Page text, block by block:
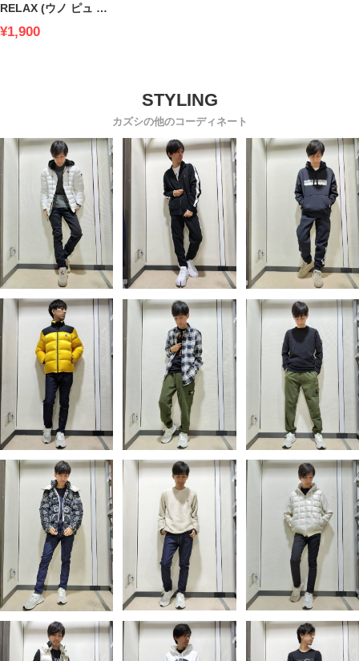
RELAX (ウノ ピュ ウ
ラックス) ペイズリー
¥1,900
カズシの他のコーディネート